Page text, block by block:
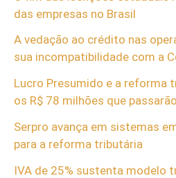
das empresas no Brasil
A vedação ao crédito nas
sua incompatibilidade com a
Lucro Presumido e a reforma
os R$ 78 milhões que
Serpro avança em sistemas
para a reforma tributária
IVA de 25% sustenta modelo